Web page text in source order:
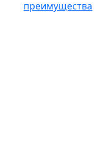
преимущества